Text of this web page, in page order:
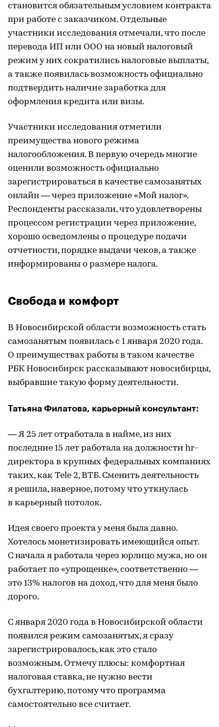
становится обязательным условием контракта
при работе с заказчиком. Отдельные
участники исследования отмечали, что после
перевода ИП или ООО на новый налоговый
режим у них сократились налоговые выплаты,
а также появилась возможность официально
подтвердить наличие заработка для
оформления кредита или визы.
Участники исследования отметили
преимущества нового режима
налогообложения. В первую очередь многие
оценили возможность официально
зарегистрироваться в качестве самозанятых
онлайн — через приложение «Мой налог».
Респонденты рассказали, что удовлетворены
процессом регистрации через приложение,
хорошо осведомлены о процедуре подачи
отчетности, порядке выдачи чеков, а также
информированы о размере налога.
Свобода и комфорт
В Новосибирской области возможность стать
самозанятым появилась с 1 января 2020 года.
О преимуществах работы в таком качестве
РБК Новосибирск рассказывают новосибирцы,
выбравшие такую форму деятельности.
Татьяна Филатова, карьерный консультант:
— Я 25 лет отработала в найме, из них
последние 15 лет работала на должности hr-
директора в крупных федеральных компаниях
таких, как Tele 2, ВТБ. Сменить деятельность
я решила, наверное, потому что уткнулась
в карьерный потолок.
Идея своего проекта у меня была давно.
Хотелось монетизировать имеющийся опыт.
С начала я работала через юрлицо мужа, но он
работает по «упрощенке», соответственно —
это 13% налогов на доход, что для меня было
дорого.
С января 2020 года в Новосибирской области
появился режим самозанятых, я сразу
зарегистрировалось, как это стало
возможным. Отмечу плюсы: комфортная
налоговая ставка, не нужно вести
бухгалтерию, потому что программа
самостоятельно все считает.